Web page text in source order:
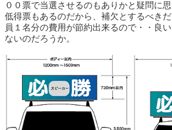
００票で当選させるのもありかと疑問に
低得票もあるのだから、補欠とするべき
員１名分の費用が節約出来るので・・良
ないのだろうか。